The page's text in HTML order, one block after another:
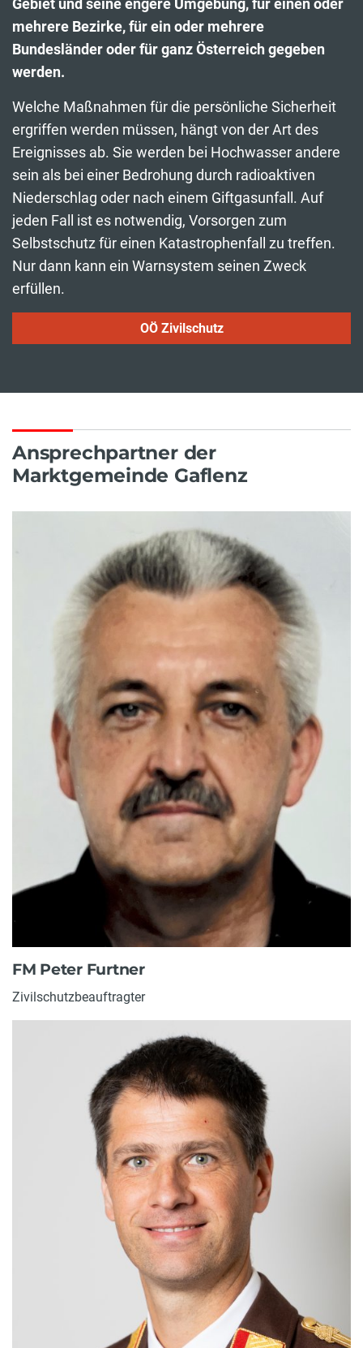
Gebiet und seine engere Umgebung, für einen oder
mehrere Bezirke, für ein oder mehrere
Bundesländer oder für ganz Österreich gegeben
werden.
Welche Maßnahmen für die persönliche Sicherheit
ergriffen werden müssen, hängt von der Art des
Ereignisses ab. Sie werden bei Hochwasser andere
sein als bei einer Bedrohung durch radioaktiven
Niederschlag oder nach einem Giftgasunfall. Auf
jeden Fall ist es notwendig, Vorsorgen zum
Selbstschutz für einen Katastrophenfall zu treffen.
Nur dann kann ein Warnsystem seinen Zweck
erfüllen.
OÖ Zivilschutz
Ansprechpartner der
Marktgemeinde Gaflenz
FM Peter Furtner
Zivilschutzbeauftragter